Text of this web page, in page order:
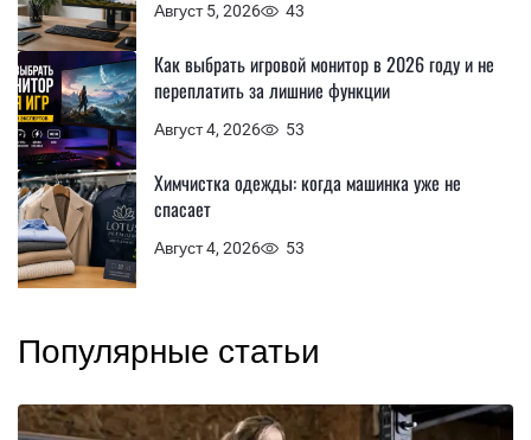
Август 5, 2026 43
Август 4, 2026 53
Как выбрать игровой монитор в 2026 году и не
переплатить за лишние функции
Август 4, 2026 53
Химчистка одежды: когда машинка уже не
спасает
Популярные статьи